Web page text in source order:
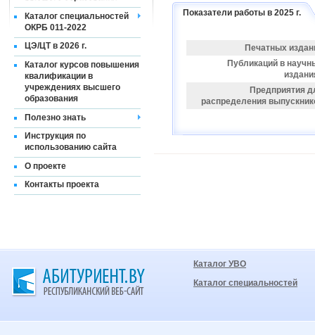
Каталог специальностей
ОКРБ 011-2022
ЦЭ/ЦТ в 2026 г.
Каталог курсов повышения
квалификации в
учреждениях высшего
образования
Полезно знать
Инструкция по
использованию сайта
О проекте
Контакты проекта
Показатели работы в 2025 г.
Печатных
Публикаций в
Предприятия
распределения
Каталог УВО
Каталог специальностей